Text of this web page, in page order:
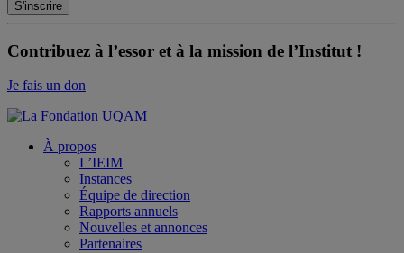
Contribuez à l’essor et à la mission de l’Institut !
Je fais un don
À propos
L’IEIM
Instances
Équipe de direction
Rapports annuels
Nouvelles et annonces
Partenaires